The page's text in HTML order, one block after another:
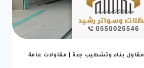
مقاول بناء وتشطيب جدة مقاولات عامة